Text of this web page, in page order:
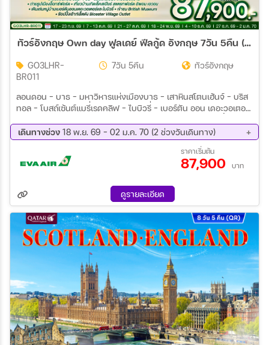
ทัวร์อังกฤษ Own day ฟูลเดย์ ฟีลกู้ด อังกฤษ 7วัน 5คืน (BR)
GO3LHR-
BR011
7วัน 5คืน ทัวร์อังกฤษ
ลอนดอน – บาธ - มหาวิหารแห่งเมืองบาธ - เสาหินสโตนเฮ้นจ์ - บริส
ทอล – โบสถ์เซ้นต์แมรี่เรดคลิฟ - ไบบิวรี่ - เบอร์ตัน ออน เดอะวอเตอร์
Bicester Village - อ็อกซ์ฟอร์ด - มหาวิทยาลัยไคร้สท์เชิร์ชท์ - ล่อง
เรือแม่น้ำเทมส์ - เยือนหมู่บ้านกรีนิช - ชมเส้นแบ่งเวลาโลก - หอดูดาว
หลวง พิเศษ!! อาหารไทย - อิสระเต็มวันท่องเที่ยวตามอัธยาศัย -
พิพิธภัณฑ์อังกฤษ - เวสมินสเตอร์ - บิ๊กเบน - ย่านถนนอ็อกซ์ฟอร์ด
เดินทางช่วง 18 พ.ย. 69 - 02 ม.ค. 70 (2 ช่วงวันเดินทาง)
27 ธ.ค. 69 - 02 ม.ค. 70
ราคาเริ่มต้น
87,900 บาท
ดูรายละเอียด